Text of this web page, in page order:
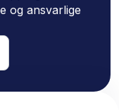
og ansvarlige